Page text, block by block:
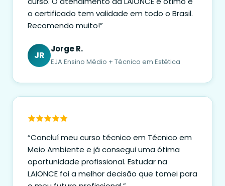
o certificado tem validade em todo o Brasil.
Recomendo muito!”
JR
Jorge R.
EJA Ensino Médio + Técnico em Estética
“Concluí meu curso técnico em Técnico em
Meio Ambiente e já consegui uma ótima
oportunidade profissional. Estudar na
LAIONCE foi a melhor decisão que tomei para